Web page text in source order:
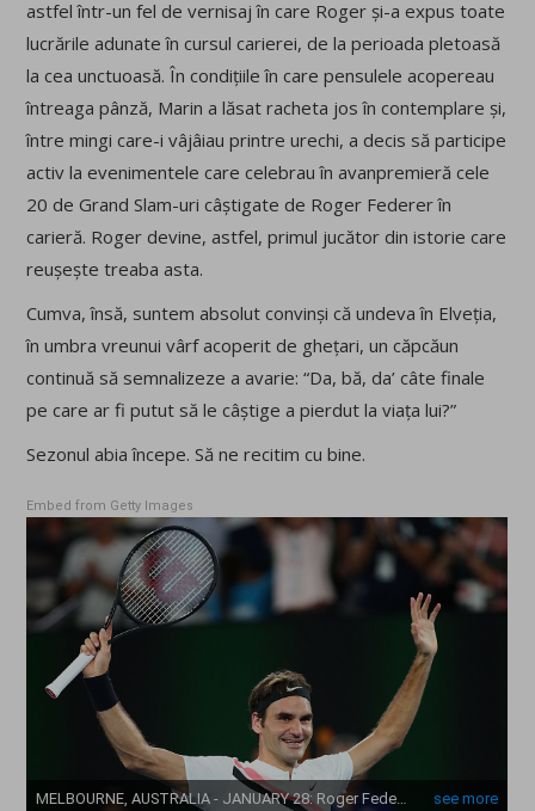
astfel într-un fel de vernisaj în care Roger și-a expus toate
lucrările adunate în cursul carierei, de la perioada pletoasă
la cea unctuoasă. În condițiile în care pensulele acopereau
întreaga pânză, Marin a lăsat racheta jos în contemplare și,
între mingi care-i vâjâiau printre urechi, a decis să participe
activ la evenimentele care celebrau în avanpremieră cele
20 de Grand Slam-uri câștigate de Roger Federer în
carieră. Roger devine, astfel, primul jucător din istorie care
reușește treaba asta.
Cumva, însă, suntem absolut convinși că undeva în Elveția,
în umbra vreunui vârf acoperit de ghețari, un căpcăun
continuă să semnalizeze a avarie: “Da, bă, da’ câte finale
pe care ar fi putut să le câștige a pierdut la viața lui?”
Sezonul abia începe. Să ne recitim cu bine.
Embed from Getty Images